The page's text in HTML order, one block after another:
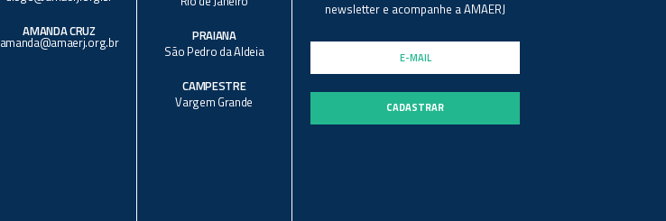
AMANDA CRUZ
amanda@amaerj.org.br
PRAIANA
São Pedro da Aldeia
CAMPESTRE
Vargem Grande
newsletter e acompanhe a AMAERJ